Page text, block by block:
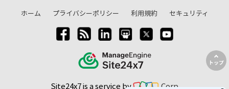
Site24x7 is a service by Corp
ホーム プライバシーポリシー 利用規約 セキュリティ
トップ